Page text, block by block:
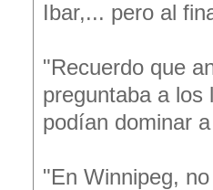
Ibar,... pero al
"Recuerdo que
preguntaba a los
podían dominar
"En Winnipeg,